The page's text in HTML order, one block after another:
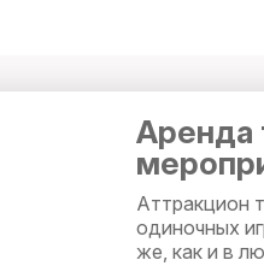
Аренда
Аттракцион
одиночных
же, как и в